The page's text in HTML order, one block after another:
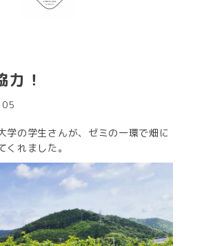
力！
学の学生さんが、ゼミの一環で畑に
くれました。